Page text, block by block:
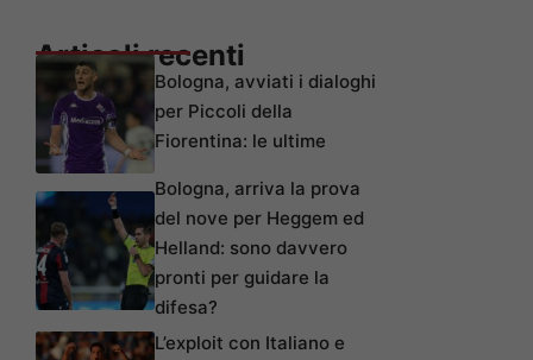
Articoli recenti
Bologna, avviati i dialoghi
per Piccoli della
Fiorentina: le ultime
Bologna, arriva la prova
del nove per Heggem ed
Helland: sono davvero
pronti per guidare la
difesa?
L’exploit con Italiano e